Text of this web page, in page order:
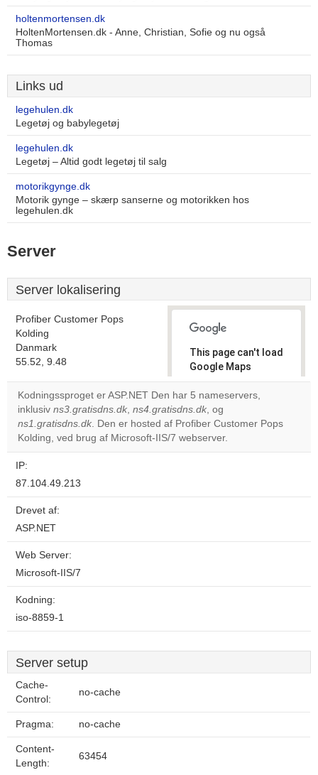
holtenmortensen.dk
HoltenMortensen.dk - Anne, Christian, Sofie og nu også
Thomas
Links ud
legehulen.dk
Legetøj og babylegetøj
legehulen.dk
Legetøj – Altid godt legetøj til salg
motorikgynge.dk
Motorik gynge – skærp sanserne og motorikken hos
legehulen.dk
Server
Server lokalisering
Profiber Customer Pops
Kolding
Danmark
55.52, 9.48
This page can't load
Google Maps
correctly.
Do you
own this
website?
OK
Kodningssproget er ASP.NET Den har 5 nameservers,
inklusiv ns3.gratisdns.dk, ns4.gratisdns.dk, og
ns1.gratisdns.dk. Den er hosted af Profiber Customer Pops
Kolding, ved brug af Microsoft-IIS/7 webserver.
IP:
87.104.49.213
Drevet af:
ASP.NET
Web Server:
Microsoft-IIS/7
Kodning:
iso-8859-1
Server setup
Cache-
Control:
no-cache
Pragma: no-cache
Content-
Length:
63454